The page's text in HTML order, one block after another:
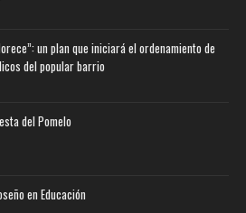
un plan que iniciará el ordenamiento de
del popular barrio
del Pomelo
en Educación